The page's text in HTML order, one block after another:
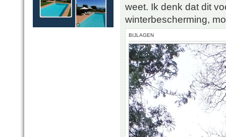
weet. Ik denk dat dit
winterbescherming,
BIJLAGEN